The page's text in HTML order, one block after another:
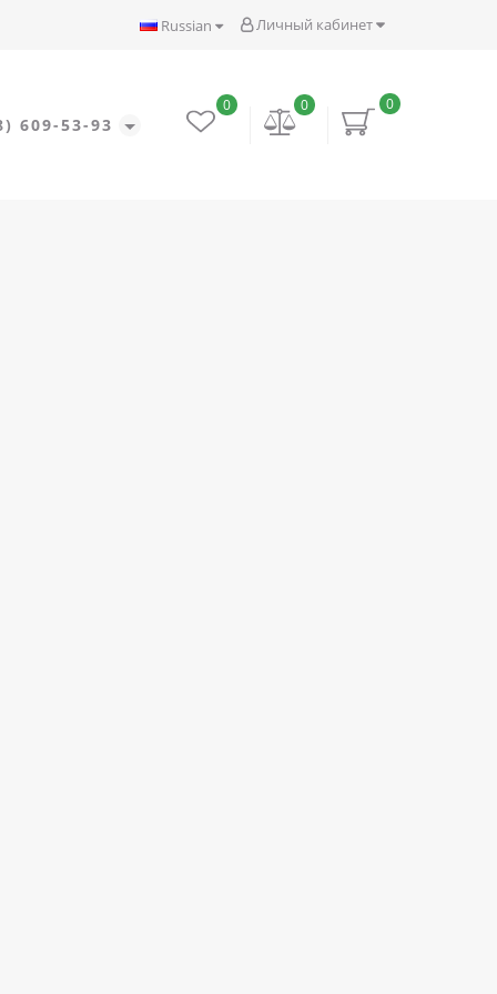
Личный кабинет
Russian
609-53-93
0
0
0